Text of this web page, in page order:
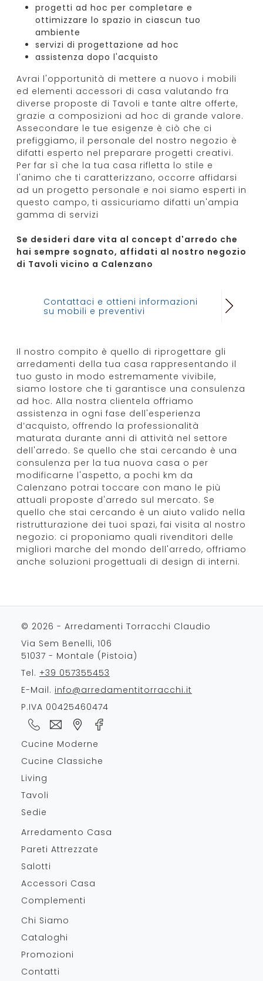
progetti ad hoc per completare e
ottimizzare lo spazio in ciascun tuo
ambiente
servizi di progettazione ad hoc
assistenza dopo l'acquisto
Avrai l'opportunità di mettere a nuovo i mobili
ed elementi accessori di casa valutando fra
diverse proposte di Tavoli e tante altre offerte,
grazie a composizioni ad hoc di grande valore.
Assecondare le tue esigenze è ciò che ci
prefiggiamo, il personale del nostro negozio è
difatti esperto nel preparare progetti creativi.
Per far sì che la tua casa rifletta lo stile e
l'animo che ti caratterizzano, occorre affidarsi
ad un progetto personale e noi siamo esperti in
questo campo, ti assicuriamo difatti un'ampia
gamma di servizi
Se desideri dare vita al concept d'arredo che
hai sempre sognato, affidati al nostro negozio
di Tavoli vicino a Calenzano
Contattaci e ottieni informazioni
su mobili e preventivi
Il nostro compito è quello di riprogettare gli
arredamenti della tua casa rappresentando il
tuo gusto in modo estremamente vivibile,
siamo lostore che ti garantisce una consulenza
ad hoc. Alla nostra clientela offriamo
assistenza in ogni fase dell'esperienza
d’acquisto, offrendo la professionalità
maturata durante anni di attività nel settore
dell'arredo. Se quello che stai cercando è una
consulenza per la tua nuova casa o per
modificarne l'aspetto, a pochi km da
Calenzano potrai toccare con mano le più
attuali proposte d'arredo sul mercato. Se
quello che stai cercando è un aiuto valido nella
ristrutturazione dei tuoi spazi, fai visita al nostro
negozio: ci proponiamo quali rivenditori delle
migliori marche del mondo dell'arredo, offriamo
anche soluzioni progettuali di design di interni.
© 2026 - Arredamenti Torracchi Claudio
Via Sem Benelli, 106
51037 - Montale (Pistoia)
Tel. +39 057355453
E-Mail. info@arredamentitorracchi.it
P.IVA 00425460474
Cucine Moderne
Cucine Classiche
Living
Tavoli
Sedie
Arredamento Casa
Pareti Attrezzate
Salotti
Accessori Casa
Complementi
Chi Siamo
Cataloghi
Promozioni
Contatti